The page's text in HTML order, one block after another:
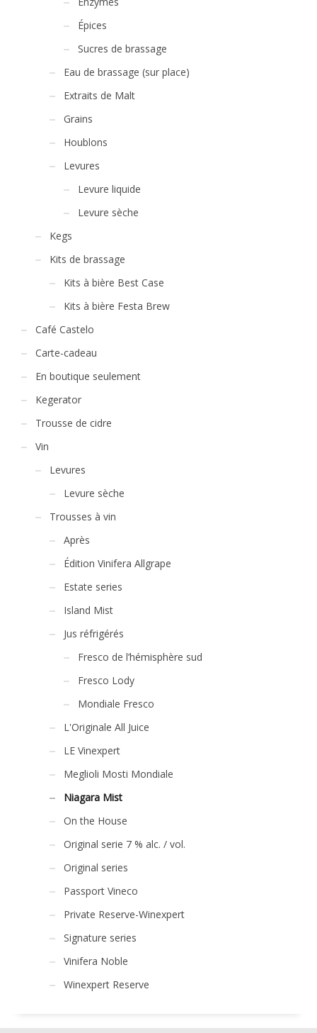
Épices
Sucres de brassage
Eau de brassage (sur place)
Extraits de Malt
Grains
Houblons
Levures
Levure liquide
Levure sèche
Kegs
Kits de brassage
Kits à bière Best Case
Kits à bière Festa Brew
Café Castelo
Carte-cadeau
En boutique seulement
Kegerator
Trousse de cidre
Vin
Levures
Levure sèche
Trousses à vin
Après
Édition Vinifera Allgrape
Estate series
Island Mist
Jus réfrigérés
Fresco de l’hémisphère sud
Fresco Lody
Mondiale Fresco
L'Originale All Juice
LE Vinexpert
Meglioli Mosti Mondiale
Niagara Mist
On the House
Original serie 7 % alc. / vol.
Original series
Passport Vineco
Private Reserve-Winexpert
Signature series
Vinifera Noble
Winexpert Reserve